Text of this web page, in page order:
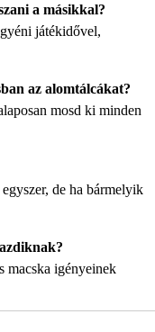
a másikkal?
játékidővel,
az alomtálcákat?
mosd ki minden
de ha bármelyik
macska igényeinek